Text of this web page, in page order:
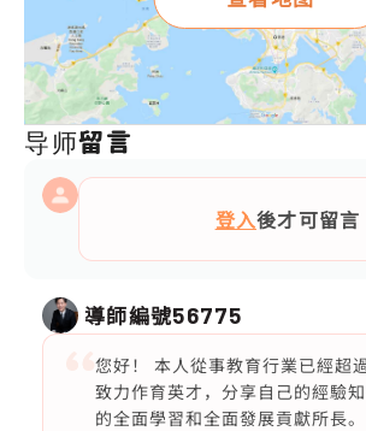
导师留言
登入後才可留言
導師編號56775
您好！ 本人從事教育行業已經超
致力作育英才，分享自己的經驗
的全面學習和全面發展貢獻所長